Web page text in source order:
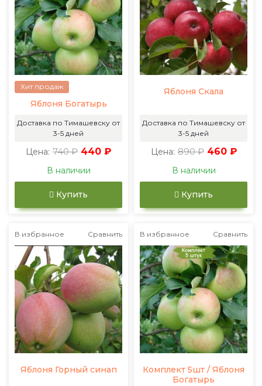
Хит продаж
Яблоня Богатырь
Доставка по Тимашевску от
3-5 дней
Цена: 740 ₽ 440 ₽
В наличии
Купить
Яблоня Скала
Доставка по Тимашевску от
3-5 дней
Цена: 890 ₽ 460 ₽
В наличии
Купить
В избранное Сравнить
Яблоня Горный синап
В избранное Сравнить
Комплект 5шт / Яблоня
Богатырь